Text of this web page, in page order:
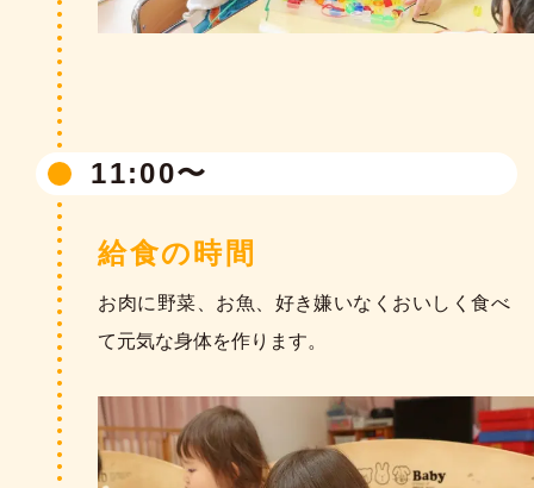
11:00〜
給食の時間
お肉に野菜、お魚、好き嫌いなくおいしく食べ
て元気な身体を作ります。
各年齢のカリキュラムに沿って、本幼稚園なら
みんなで力を合わせてやり遂げる楽しさや、満
足感を味わいます。